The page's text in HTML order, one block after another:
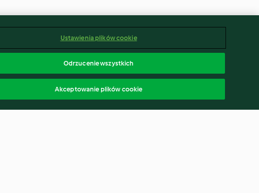
Ustawienia plików cookie
Odrzucenie wszystkich
Akceptowanie plików cookie